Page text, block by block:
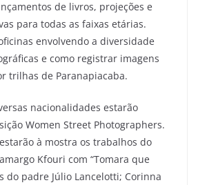
de livros, projeções e
para todas as faixas etárias.
envolvendo a diversidade
e como registrar imagens
trilhas de Paranapiacaba.
nacionalidades estarão
Women Street Photographers.
à mostra os trabalhos do
Kfouri com “Tomara que
do padre Júlio Lancelotti; Corinna